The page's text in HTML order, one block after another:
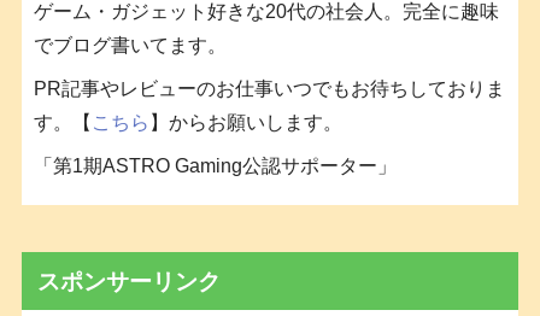
ゲーム・ガジェット好きな20代の社会人。完全に趣味
でブログ書いてます。
PR記事やレビューのお仕事いつでもお待ちしておりま
す。【 こちら 】からお願いします。
「第1期ASTRO Gaming公認サポーター」
スポンサーリンク